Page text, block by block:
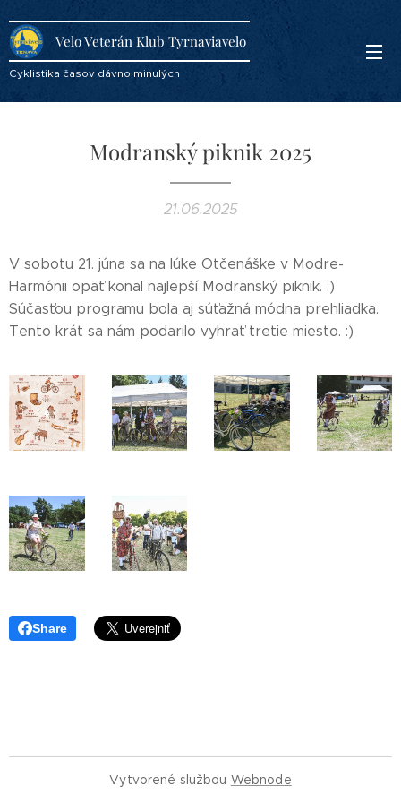
Velo Veterán Klub Tyrnaviavelo
Cyklistika časov dávno minulých
Modranský piknik 2025
21.06.2025
V sobotu 21. júna sa na lúke Otčenáške v Modre-
Harmónii opäť konal najlepší Modranský piknik. :)
Súčasťou programu bola aj súťažná módna prehliadka.
Tento krát sa nám podarilo vyhrať tretie miesto. :)
Share
Vytvorené službou Webnode